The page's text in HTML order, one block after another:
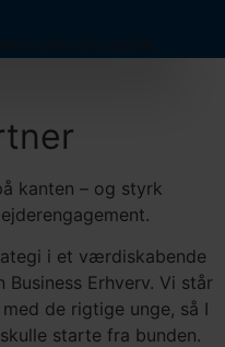
kanten – og styrk
i et værdiskabende
Business Erhverv. Vi står
de rigtige unge, så I
starte fra bunden.